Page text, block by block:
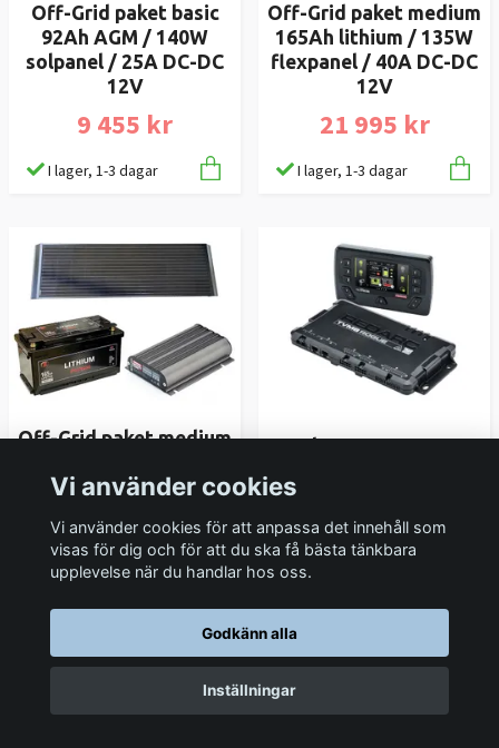
Off-Grid paket basic
92Ah AGM / 140W
solpanel / 25A DC-DC
12V
9 455 kr
I lager, 1-3 dagar
Off-Grid paket medium
165Ah lithium / 135W
flexpanel / 40A DC-DC
12V
21 995 kr
I lager, 1-3 dagar
Off-Grid paket medium
solpanel / 40A DC-DC
21 285 kr 12 550 kr
Vi använder cookies
Vi använder cookies för att anpassa det innehåll som
visas för dig och för att du ska få bästa tänkbara
upplevelse när du handlar hos oss.
Godkänn alla
Inställningar